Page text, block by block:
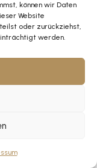
können wir Daten
Website
oder zurückziehst,
werden.